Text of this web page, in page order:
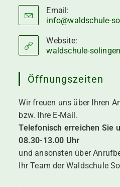
Email:
info@waldschule-
Website:
waldschule-
Öffnungszeiten
Wir freuen uns über Ihren
bzw. Ihre E-Mail.
Telefonisch erreichen Sie
08.30-13.00 Uhr
und ansonsten über
Ihr Team der Waldschule